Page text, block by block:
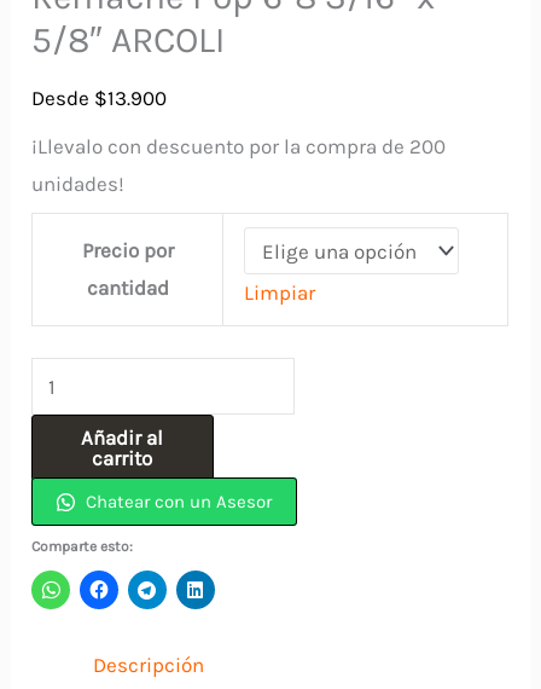
5/8″ ARCOLI
Desde $13.900
¡Llevalo con descuento por la compra de 200
unidades!
Precio por
cantidad
Limpiar
Pop
8
3/16"
5/8"
cantidad
Añadir al
carrito
Chatear con un Asesor
Comparte esto:
Descripción